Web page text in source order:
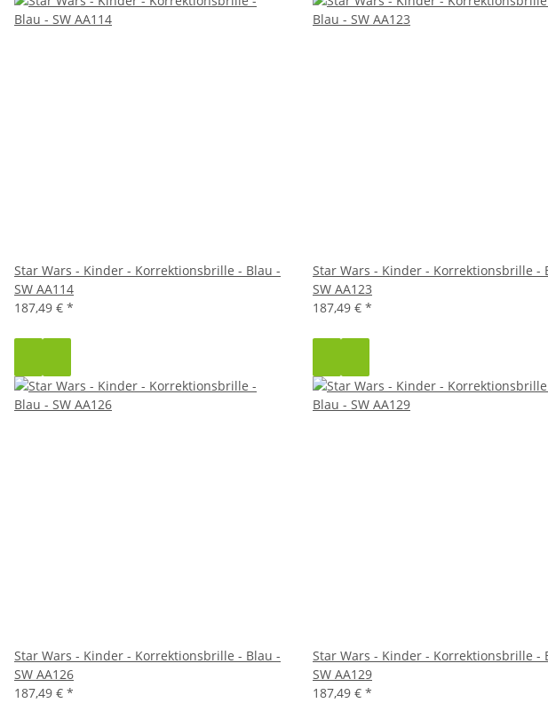
Star Wars - Kinder - Korrektionsbrille - Blau -
SW AA114
187,49 € *
Star Wars - Kinder - Korrektionsbrille -
SW AA123
187,49 € *
Star Wars - Kinder - Korrektionsbrille - Blau -
SW AA126
187,49 € *
Star Wars - Kinder - Korrektionsbrille -
SW AA129
187,49 € *